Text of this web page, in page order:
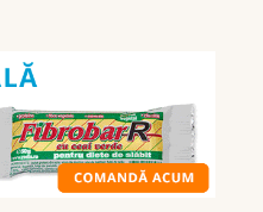
mănânci
pentru
masă
musculară